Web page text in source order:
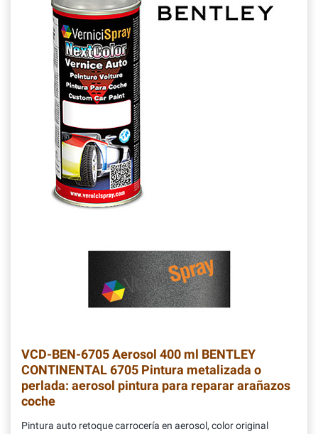
VCD-BEN-6705Aerosol 400 ml BENTLEY
CONTINENTAL 6705 Pintura metalizada o
perlada: aerosol pintura para reparar arañazos
coche
Pintura auto retoque carrocería en aerosol, color original